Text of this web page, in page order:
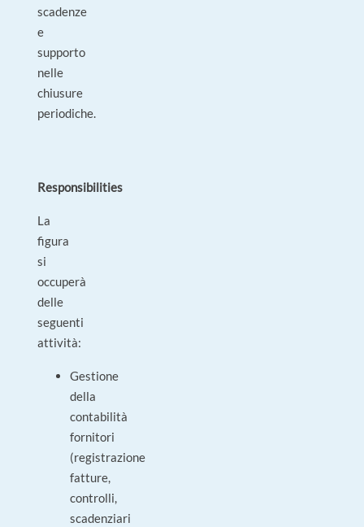
scadenze
e
supporto
nelle
chiusure
periodiche.
Responsibilities
La
figura
si
occuperà
delle
seguenti
attività:
Gestione
della
contabilità
fornitori
(registrazione
fatture,
controlli,
scadenziari